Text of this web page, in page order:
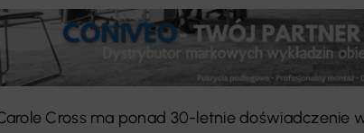
Cross ma ponad 30-letnie doświadczenie